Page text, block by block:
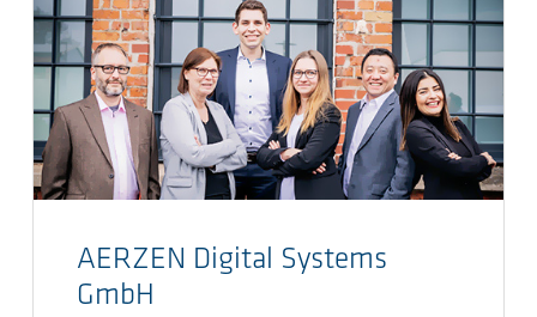
AERZEN Digital Systems
GmbH